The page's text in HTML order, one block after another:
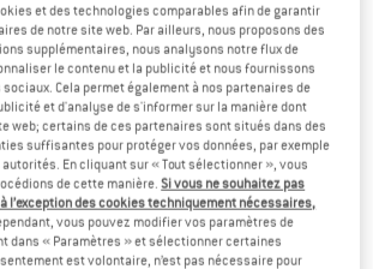
Informations sur les frais de livraison. Ouvre une
%
et des technologies comparables afin de garantir
de notre site web. Par ailleurs, nous proposons des
supplémentaires, nous analysons notre flux de
le contenu et la publicité et nous fournissons
Cela permet également à nos partenaires de
et d'analyse de s'informer sur la manière dont
web; certains de ces partenaires sont situés dans des
suffisantes pour protéger vos données, par exemple
En cliquant sur « Tout sélectionner », vous
de cette manière.Si vous ne souhaitez pas
l’exception des cookies techniquement nécessaires,
vous pouvez modifier vos paramètres de
dans « Paramètres » et sélectionner certaines
est volontaire, n’est pas nécessaire pour